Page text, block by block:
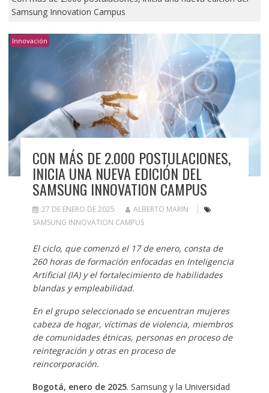
Samsung Innovation Campus
Innovación
CON MÁS DE 2.000 POSTULACIONES,
INICIA UNA NUEVA EDICIÓN DEL
SAMSUNG INNOVATION CAMPUS
27 DE ENERO DE 2025
ALBERTO MARIN
SAMSUNG INNOVATION CAMPUS
El ciclo, que comenzó el 17 de enero, consta de
260 horas de formación enfocadas en Inteligencia
Artificial (IA) y el fortalecimiento de habilidades
blandas y empleabilidad.
En el grupo seleccionado se encuentran mujeres
cabeza de hogar, víctimas de violencia, miembros
de comunidades étnicas, personas en proceso de
reintegración y otras en proceso de
reincorporación.
Bogotá, enero de 2025. Samsung y la Universidad